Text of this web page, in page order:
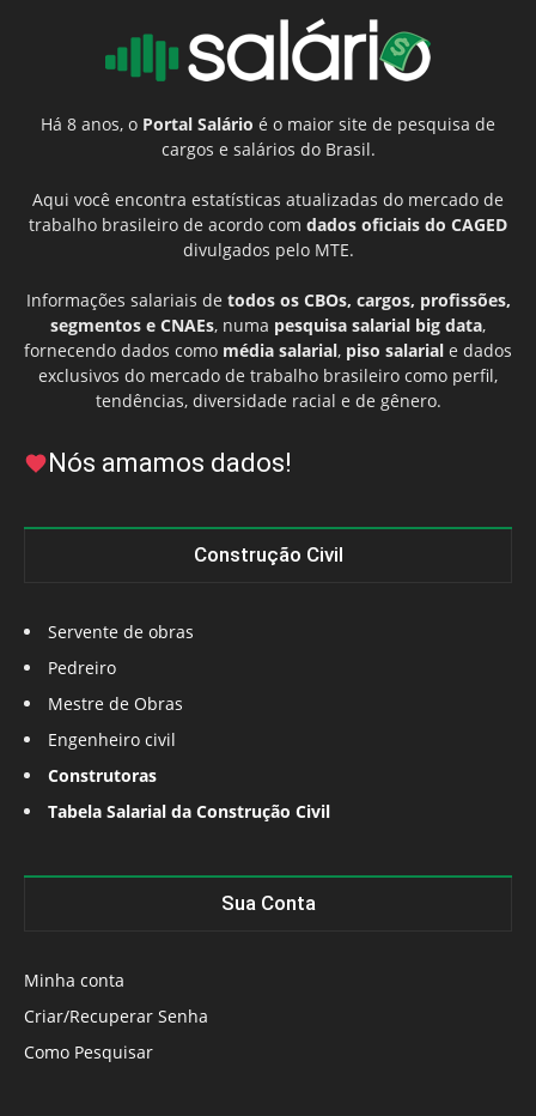
Há 8 anos, o Portal Salário é o maior site de pesquisa de
cargos e salários do Brasil.
Aqui você encontra estatísticas atualizadas do mercado de
trabalho brasileiro de acordo com dados oficiais do CAGED
divulgados pelo MTE.
Informações salariais de todos os CBOs, cargos, profissões,
segmentos e CNAEs, numa pesquisa salarial big data,
fornecendo dados como média salarial, piso salarial e dados
exclusivos do mercado de trabalho brasileiro como perfil,
tendências, diversidade racial e de gênero.
Nós amamos dados!
Construção Civil
Servente de obras
Pedreiro
Mestre de Obras
Engenheiro civil
Construtoras
Tabela Salarial da Construção Civil
Sua Conta
Minha conta
Criar/Recuperar Senha
Como Pesquisar